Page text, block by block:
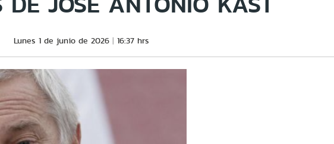
Lunes 1 de junio de 2026 16:37 hrs